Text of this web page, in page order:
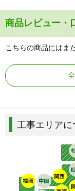
商品レビュー・
こちらの商品にはま
工事エリアに